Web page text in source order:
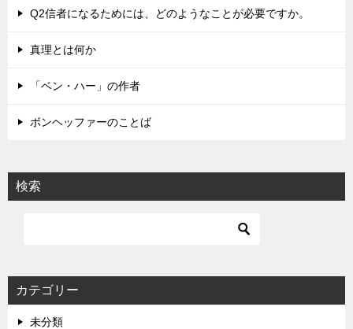
シ Q2信者になるためには、どのようなことが必要ですか。
真理とは何か
「ベン・ハー」の作者
ボンヘッファーのことば
検索
カテゴリー
未分類